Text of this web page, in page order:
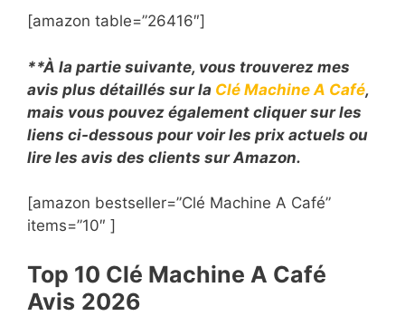
[amazon table=”26416″]
**À la partie suivante, vous trouverez mes
avis plus détaillés sur la Clé Machine A Café,
mais vous pouvez également cliquer sur les
liens ci-dessous pour voir les prix actuels ou
lire les avis des clients sur Amazon.
[amazon bestseller=”Clé Machine A Café”
items=”10″ ]
Top 10 Clé Machine A Café
Avis 2026